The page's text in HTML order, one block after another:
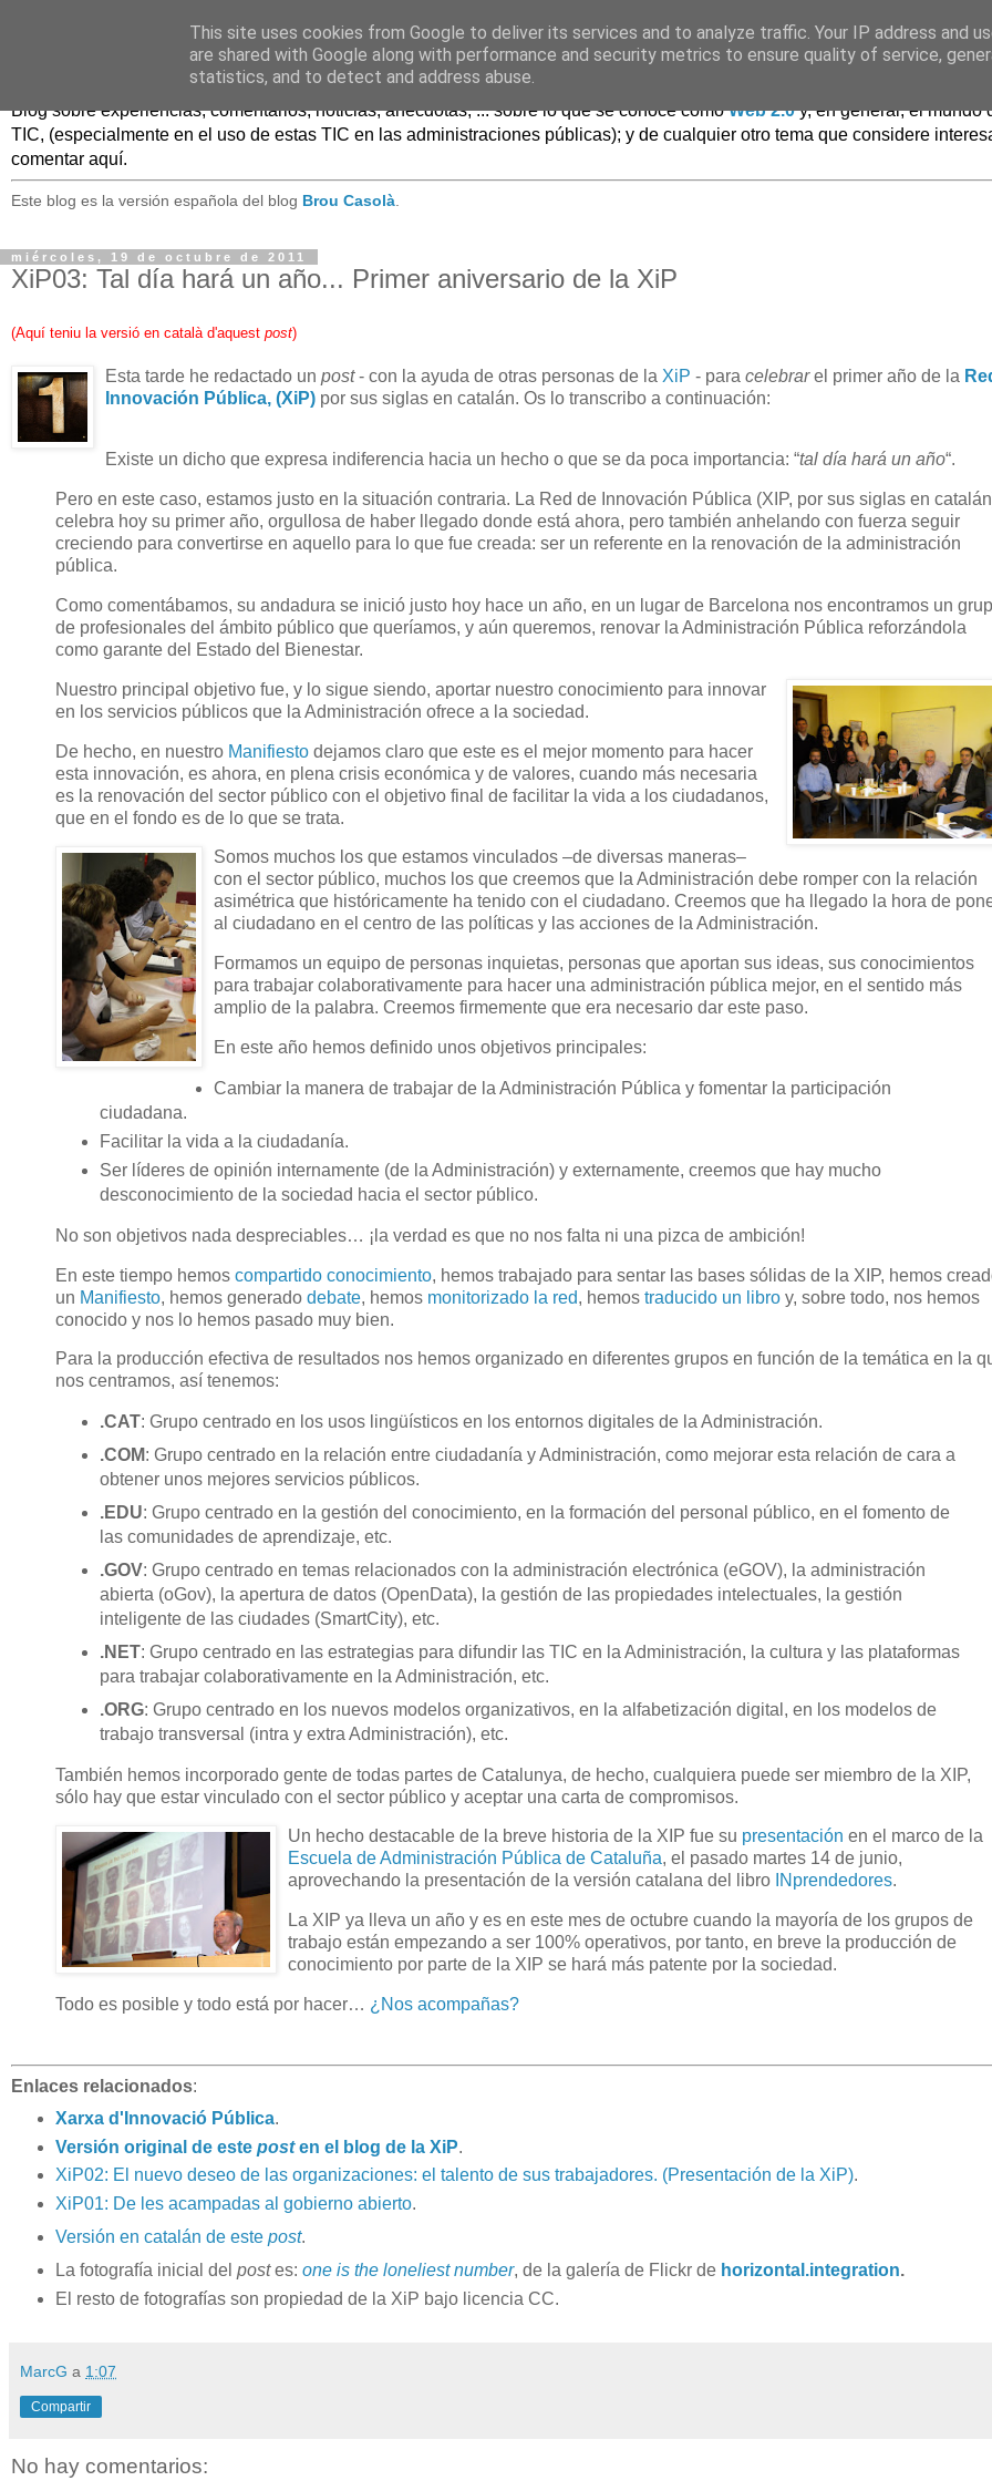
Caldo Casero
Blog sobre experiencias, comentarios, noticias, anécdotas, ... sobre lo que se conoce comoWeb 2.0y, en general, el mundo
TIC, (especialmente en el uso de estas TIC en las administraciones públicas); y de cualquier otro tema que considere
comentar aquí.
Este blog es la versión española del blog Brou Casolà.
miércoles, 19 de octubre de 2011
XiP03: Tal día hará un año... Primer aniversario de la XiP
(Aquí teniu la versió en català d'aquest post)
Esta tarde he redactado un post- con la ayuda de otras personas de la XiP - para celebrarel primer año de la
Innovación Pública, (XiP) por sus siglas en catalán. Os lo transcribo a continuación:
Existe un dicho que expresa indiferencia hacia un hecho o que se da poca importancia: “tal día hará un año“.
Pero en este caso, estamos justo en la situación contraria. La Red de Innovación Pública (XIP, por sus siglas en
celebra hoy su primer año, orgullosa de haber llegado donde está ahora, pero también anhelando con fuerza seguir
creciendo para convertirse en aquello para lo que fue creada: ser un referente en la renovación de la administración
pública.
Como comentábamos, su andadura se inició justo hoy hace un año, en un lugar de Barcelona nos encontramos un
de profesionales del ámbito público que queríamos, y aún queremos, renovar la Administración Pública reforzándola
como garante del Estado del Bienestar.
Nuestro principal objetivo fue, y lo sigue siendo, aportar nuestro conocimiento para innovar
en los servicios públicos que la Administración ofrece a la sociedad.
De hecho, en nuestro Manifiesto dejamos claro que este es el mejor momento para hacer
esta innovación, es ahora, en plena crisis económica y de valores, cuando más necesaria
es la renovación del sector público con el objetivo final de facilitar la vida a los ciudadanos,
que en el fondo es de lo que se trata.
Somos muchos los que estamos vinculados –de diversas maneras–
con el sector público, muchos los que creemos que la Administración debe romper con la relación
asimétrica que históricamente ha tenido con el ciudadano. Creemos que ha llegado la hora de
al ciudadano en el centro de las políticas y las acciones de la Administración.
Formamos un equipo de personas inquietas, personas que aportan sus ideas, sus conocimientos
para trabajar colaborativamente para hacer una administración pública mejor, en el sentido más
amplio de la palabra. Creemos firmemente que era necesario dar este paso.
En este año hemos definido unos objetivos principales:
Cambiar la manera de trabajar de la Administración Pública y fomentar la participación
ciudadana.
Facilitar la vida a la ciudadanía.
Ser líderes de opinión internamente (de la Administración) y externamente, creemos que hay mucho
desconocimiento de la sociedad hacia el sector público.
No son objetivos nada despreciables… ¡la verdad es que no nos falta ni una pizca de ambición!
En este tiempo hemos compartido conocimiento, hemos trabajado para sentar las bases sólidas de la XIP, hemos
un Manifiesto, hemos generado debate, hemos monitorizado la red, hemos traducido un libro y, sobre todo, nos hemos
conocido y nos lo hemos pasado muy bien.
Para la producción efectiva de resultados nos hemos organizado en diferentes grupos en función de la temática en la
nos centramos, así tenemos:
.CAT: Grupo centrado en los usos lingüísticos en los entornos digitales de la Administración.
.COM: Grupo centrado en la relación entre ciudadanía y Administración, como mejorar esta relación de cara a
obtener unos mejores servicios públicos.
.EDU: Grupo centrado en la gestión del conocimiento, en la formación del personal público, en el fomento de
las comunidades de aprendizaje, etc.
.GOV: Grupo centrado en temas relacionados con la administración electrónica (eGOV), la administración
abierta (oGov), la apertura de datos (OpenData), la gestión de las propiedades intelectuales, la gestión
inteligente de las ciudades (SmartCity), etc.
.NET: Grupo centrado en las estrategias para difundir las TIC en la Administración, la cultura y las plataformas
para trabajar colaborativamente en la Administración, etc.
.ORG: Grupo centrado en los nuevos modelos organizativos, en la alfabetización digital, en los modelos de
trabajo transversal (intra y extra Administración), etc.
También hemos incorporado gente de todas partes de Catalunya, de hecho, cualquiera puede ser miembro de la XIP,
sólo hay que estar vinculado con el sector público y aceptar una carta de compromisos.
Un hecho destacable de la breve historia de la XIP fue su presentación en el marco de la
Escuela de Administración Pública de Cataluña, el pasado martes 14 de junio,
aprovechando la presentación de la versión catalana del libro INprendedores.
La XIP ya lleva un año y es en este mes de octubre cuando la mayoría de los grupos de
trabajo están empezando a ser 100% operativos, por tanto, en breve la producción de
conocimiento por parte de la XIP se hará más patente por la sociedad.
Todo es posible y todo está por hacer… ¿Nos acompañas?
Enlaces relacionados:
Xarxa d'Innovació Pública.
Versión original de este posten el blog de la XiP.
XiP02: El nuevo deseo de las organizaciones: el talento de sus trabajadores. (Presentación de la XiP).
XiP01: De les acampadas al gobierno abierto.
Versión en catalán de este post.
La fotografía inicial del postes: one is the loneliest number, de la galería de Flickr de horizontal.integration.
El resto de fotografías son propiedad de la XiP bajo licencia CC.
MarcG a 1:07
Compartir
No hay comentarios:
This site uses cookies from Google to deliver its services and to analyze traffic. Your IP address and
are shared with Google along with performance and security metrics to ensure quality of service,
statistics, and to detect and address abuse.